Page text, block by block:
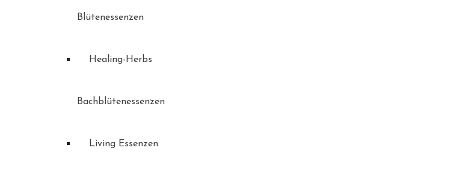
Blütenessenzen
Healing-Herbs
Bachblütenessenzen
Living Essenzen